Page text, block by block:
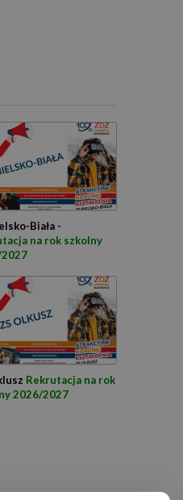
Biała -
na rok szkolny
Rekrutacja na rok
2026/2027